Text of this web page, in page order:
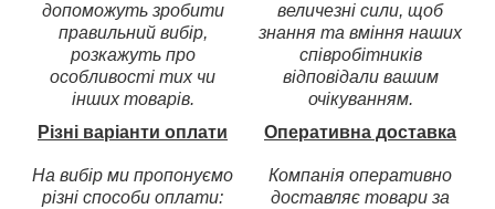
допоможуть зробити
правильний вибір,
розкажуть про
особливості тих чи
інших товарів.
величезні сили, щоб
знання та вміння наших
співробітників
відповідали вашим
очікуванням.
Різні варіанти оплати
На вибір ми пропонуємо
різні способи оплати:
Оперативна доставка
Компанія оперативно
доставляє товари за